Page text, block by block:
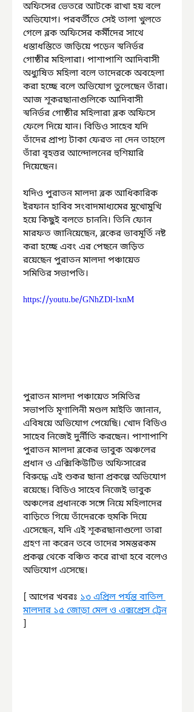
অফিসের ভেতরে আটকে রাখা হয় বলে
অভিযোগ। পরবর্তীতে সেই তালা খুলতে
গেলে ব্লক অফিসের কর্মীদের সাথে
ধস্তাধস্তিতে জড়িয়ে পড়েন স্বনির্ভর
গোষ্ঠীর মহিলারা। পাশাপাশি আদিবাসী
অধ্যুষিত মহিলা বলে তাদেরকে অবহেলা
করা হচ্ছে বলে অভিযোগ তুলেছেন তাঁরা।
আজ শূকরছানাগুলিকে আদিবাসী
স্বনির্ভর গোষ্ঠীর মহিলারা ব্লক অফিসে
ফেলে দিয়ে যান। বিডিও সাহেব যদি
তাঁদের প্রাপ্য টাকা ফেরত না দেন তাহলে
তাঁরা বৃহত্তর আন্দোলনের হুশিয়ারি
দিয়েছেন।
যদিও পুরাতন মালদা ব্লক আধিকারিক
ইরফান হাবিব সংবাদমাধ্যমের মুখোমুখি
হয়ে কিছুই বলতে চাননি। তিনি ফোন
মারফত জানিয়েছেন, ব্লকের ভাবমূর্তি নষ্ট
করা হচ্ছে এবং এর পেছনে জড়িত
রয়েছেন পুরাতন মালদা পঞ্চায়েত
সমিতির সভাপতি।
https://youtu.be/GNhZDl-lxnM
পুরাতন মালদা পঞ্চায়েত সমিতির
সভাপতি মৃণালিনী মণ্ডল মাইতি জানান,
এবিষয়ে অভিযোগ পেয়েছি। খোদ বিডিও
সাহেব নিজেই দুর্নীতি করছেন। পাশাপাশি
পুরাতন মালদা ব্লকের ভাবুক অঞ্চলের
প্রধান ও এক্সিকিউটিভ অফিসারের
বিরুদ্ধে এই শুকর ছানা প্রকল্পে অভিযোগ
রয়েছে। বিডিও সাহেব নিজেই ভাবুক
অঞ্চলের প্রধানকে সঙ্গে নিয়ে মহিলাদের
বাড়িতে গিয়ে তাঁদেরকে হুমকি দিয়ে
এসেছেন, যদি এই শূকরছানাগুলো তারা
গ্রহণ না করেন তবে তাদের সমস্তরকম
প্রকল্প থেকে বঞ্চিত করে রাখা হবে বলেও
অভিযোগ এসেছে।
[ আগের খবরঃ ১৩ এপ্রিল পর্যন্ত বাতিল
মালদার ১৫ জোড়া মেল ও এক্সপ্রেস ট্রেন
]